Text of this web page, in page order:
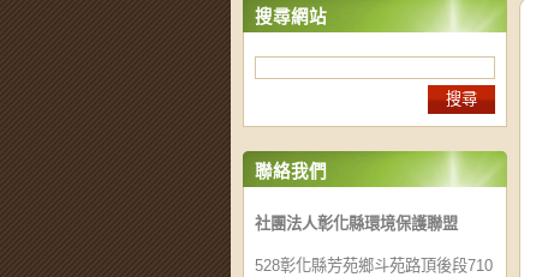
搜尋網站
聯絡我們
社團法人彰化縣環境保護聯盟
528彰化縣芳苑鄉斗苑路頂後段710